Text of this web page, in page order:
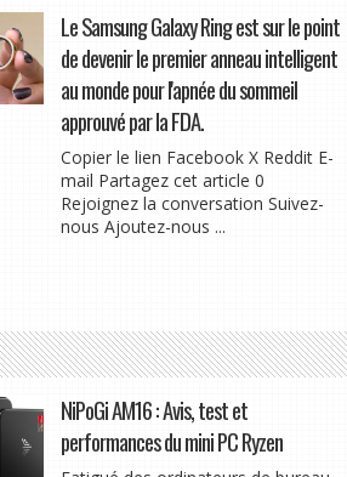
Le Samsung Galaxy Ring est sur le point
de devenir le premier anneau intelligent
au monde pour l'apnée du sommeil
approuvé par la FDA.
Copier le lien Facebook X Reddit E-
mail Partagez cet article 0
Rejoignez la conversation Suivez-
nous Ajoutez-nous ...
NiPoGi AM16 : Avis, test et
performances du mini PC Ryzen